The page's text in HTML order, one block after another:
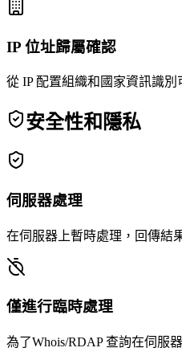
IP 位址歸屬確認
從 IP 配置組織和國家資訊識別
安全性和隱私
伺服器處理
在伺服器上暫時處理，回傳結
僅進行臨時處理
為了Whois/RDAP 查詢在伺服